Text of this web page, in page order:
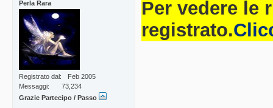
Perla Rara
Registrato dal
Feb 2005
Messaggi
73,234
Grazie Partecipo / Passo
Per vedere le
registrato.